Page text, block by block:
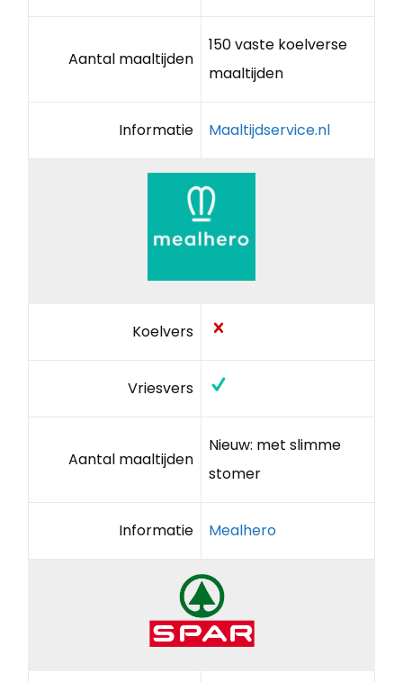
Aantal maaltijden
150 vaste koelverse
maaltijden
Informatie Maaltijdservice.nl
Koelvers
Vriesvers
Aantal maaltijden
Nieuw: met slimme
stomer
Informatie Mealhero